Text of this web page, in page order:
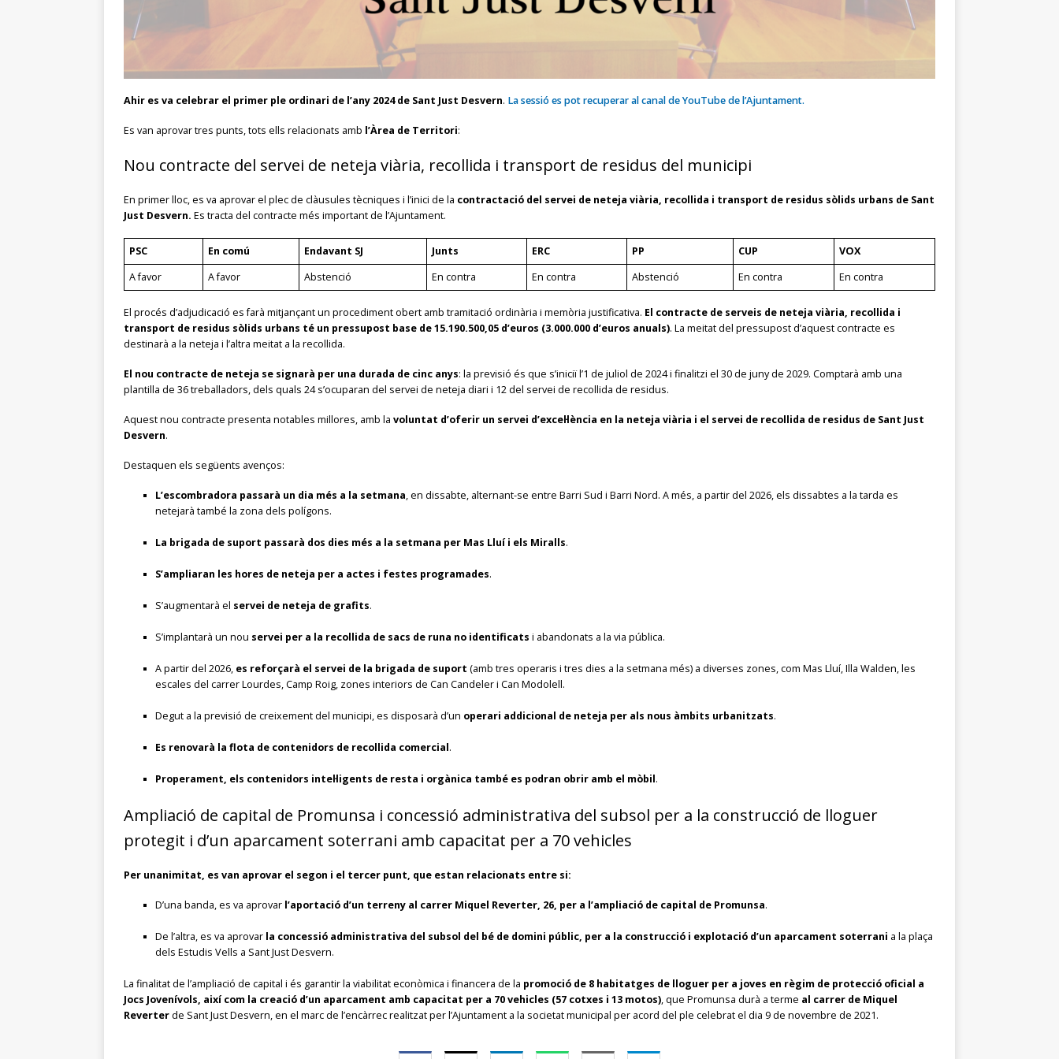
Ahir es va celebrar el primer ple ordinari de l’any 2024 de Sant Just Desvern. La sessió es pot recuperar al canal de YouTube de l’Ajuntament.
Es van aprovar tres punts, tots ells relacionats amb l’Àrea de Territori:
Nou contracte del servei de neteja viària, recollida i transport de residus del municipi
En primer lloc, es va aprovar el plec de clàusules tècniques i l’inici de la contractació del servei de neteja viària, recollida i transport de residus sòlids urbans de Sant
Just Desvern. Es tracta del contracte més important de l’Ajuntament.
PSC En comú Endavant SJ Junts ERC PP CUP
VOX
A favor
A favor Abstenció En contra En contra Abstenció En contra En contra
El procés d’adjudicació es farà mitjançant un procediment obert amb tramitació ordinària i memòria justificativa. El contracte de serveis de neteja viària, recollida i
transport de residus sòlids urbans té un pressupost base de 15.190.500,05 d’euros (3.000.000 d’euros anuals). La meitat del pressupost d’aquest contracte es
destinarà a la neteja i l’altra meitat a la recollida.
El nou contracte de neteja se signarà per una durada de cinc anys: la previsió és que s’iniciï l’1 de juliol de 2024 i finalitzi el 30 de juny de 2029. Comptarà amb una
plantilla de 36 treballadors, dels quals 24 s’ocuparan del servei de neteja diari i 12 del servei de recollida de residus.
Aquest nou contracte presenta notables millores, amb la voluntat d’oferir un servei d’excel·lència en la neteja viària i el servei de recollida de residus de Sant Just
Desvern.
Destaquen els següents avenços:
L’escombradora passarà un dia més a la setmana, en dissabte, alternant-se entre Barri Sud i Barri Nord. A més, a partir del 2026, els dissabtes a la tarda es
netejarà també la zona dels polígons.
La brigada de suport passarà dos dies més a la setmana per Mas Lluí i els Miralls.
S’ampliaran les hores de neteja per a actes i festes programades.
S’augmentarà el servei de neteja de grafits.
S’implantarà un nou servei per a la recollida de sacs de runa no identificats i abandonats a la via pública.
A partir del 2026, es reforçarà el servei de la brigada de suport (amb tres operaris i tres dies a la setmana més) a diverses zones, com Mas Lluí, Illa Walden, les
escales del carrer Lourdes, Camp Roig, zones interiors de Can Candeler i Can Modolell.
Degut a la previsió de creixement del municipi, es disposarà d’un operari addicional de neteja per als nous àmbits urbanitzats.
Es renovarà la flota de contenidors de recollida comercial.
Properament, els contenidors intel·ligents de resta i orgànica també es podran obrir amb el mòbil.
Ampliació de capital de Promunsa i concessió administrativa del subsol per a la construcció de lloguer
protegit i d’un aparcament soterrani amb capacitat per a 70 vehicles
Per unanimitat, es van aprovar el segon i el tercer punt, que estan relacionats entre si:
D’una banda, es va aprovar l’aportació d’un terreny al carrer Miquel Reverter, 26, per a l’ampliació de capital de Promunsa.
De l’altra, es va aprovar la concessió administrativa del subsol del bé de domini públic, per a la construcció i explotació d’un aparcament soterrani a la plaça
dels Estudis Vells a Sant Just Desvern.
La finalitat de l’ampliació de capital i és garantir la viabilitat econòmica i financera de la promoció de 8 habitatges de lloguer per a joves en règim de protecció oficial a
Jocs Jovenívols, així com la creació d’un aparcament amb capacitat per a 70 vehicles (57 cotxes i 13 motos), que Promunsa durà a terme al carrer de Miquel
Reverterde Sant Just Desvern, en el marc de l’encàrrec realitzat per l’Ajuntament a la societat municipal per acord del ple celebrat el dia 9 de novembre de 2021.